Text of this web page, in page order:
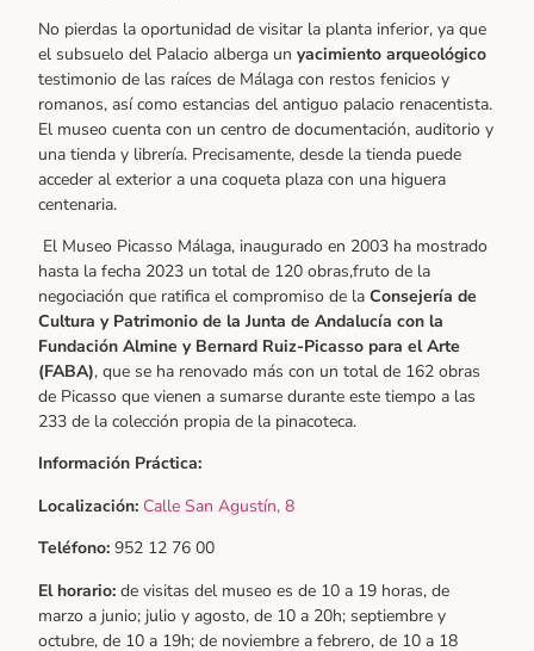
No pierdas la oportunidad de visitar la planta inferior, ya que
el subsuelo del Palacio alberga unyacimiento arqueológico
testimonio de las raíces de Málaga con restos fenicios y
romanos, así como estancias del antiguo palacio renacentista.
El museo cuenta con un centro de documentación, auditorio y
una tienda y librería. Precisamente, desde la tienda puede
acceder al exterior a una coqueta plaza con una higuera
centenaria.
El Museo Picasso Málaga, inaugurado en 2003 ha mostrado
hasta la fecha 2023 un total de 120 obras,fruto de la
negociación que ratifica el compromiso de laConsejería de
Cultura y Patrimonio de la Junta de Andalucía con la
Fundación Almine y Bernard Ruiz-Picasso para el Arte
(FABA), que se ha renovado más con un total de 162 obras
de Picasso que vienen a sumarse durante este tiempo a las
233 de la colección propia de la pinacoteca.
Información Práctica:
Localización: Calle San Agustín, 8
Teléfono: 952 12 76 00
El horario:de visitas del museo es de 10 a 19 horas, de
marzo a junio; julio y agosto, de 10 a 20h; septiembre y
octubre, de 10 a 19h; de noviembre a febrero, de 10 a 18